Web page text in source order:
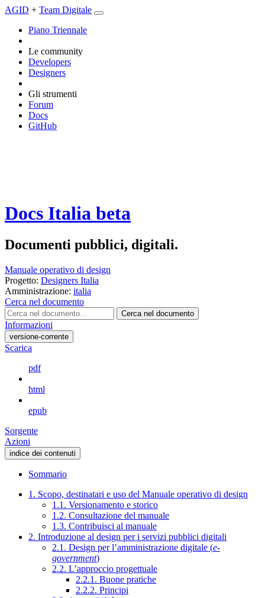
AGID + Team Digitale
Piano Triennale
Le community
Developers
Designers
Gli strumenti
Forum
Docs
GitHub
Docs Italia beta
Documenti pubblici, digitali.
Manuale operativo di design
Progetto: Designers Italia
Amministrazione: italia
Cerca nel documento
Cerca nel documento
Informazioni
versione-corrente
Scarica
pdf
html
epub
Sorgente
Azioni
indice dei contenuti
Sommario
1. Scopo, destinatari e uso del Manuale operativo di design
1.1. Versionamento e storico
1.2. Consultazione del manuale
1.3. Contribuisci al manuale
2. Introduzione al design per i servizi pubblici digitali
2.1. Design per l’amministrazione digitale (e-
government)
2.2. L’approccio progettuale
2.2.1. Buone pratiche
2.2.2. Principi